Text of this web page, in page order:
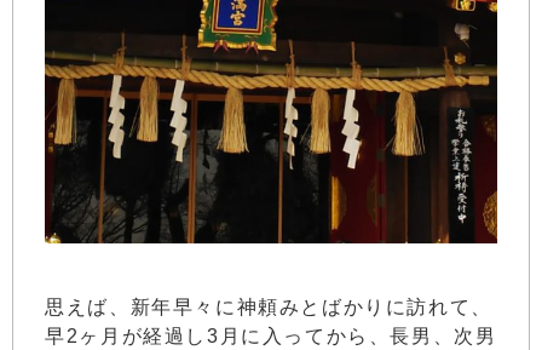
思えば、新年早々に神頼みとばかりに訪れて、
早2ヶ月が経過し3月に入ってから、長男、次男